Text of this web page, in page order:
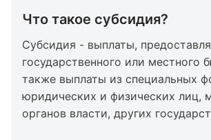
Что такое субсидия?
Субсидия - выплаты,
государственного или местного
также выплаты из специальных
юридических и физических лиц,
органов власти, других